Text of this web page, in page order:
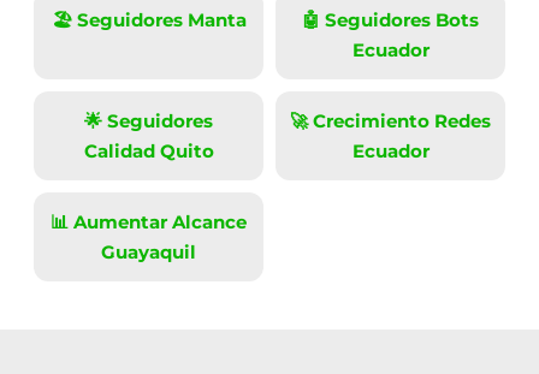
🏖️ Seguidores Manta
🤖 Seguidores Bots
Ecuador
🌟 Seguidores
Calidad Quito
🚀 Crecimiento Redes
Ecuador
📊 Aumentar Alcance
Guayaquil